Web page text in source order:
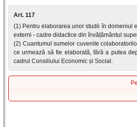
Art. 117
(1) Pentru elaborarea unor studii în domeniul
externi - cadre didactice din învățământul
(2) Cuantumul sumelor cuvenite
ce urmează să fie elaborată, fără a putea
cadrul Consiliului Economic și Social.